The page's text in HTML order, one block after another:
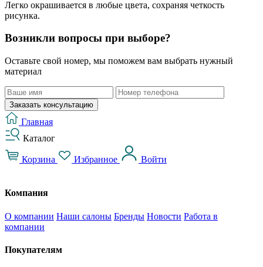
Легко окрашивается в любые цвета, сохраняя четкость
рисунка.
Возникли вопросы при выборе?
Оставьте свой номер, мы поможем вам выбрать нужный
материал
Заказать консультацию
Главная
Каталог
Корзина Избранное Войти
Компания
О компании Наши салоны Бренды Новости Работа в
компании
Покупателям